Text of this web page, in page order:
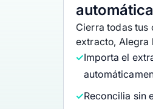
Importa el
Reconcilia sin
Cierra todas tus
extracto, Alegra